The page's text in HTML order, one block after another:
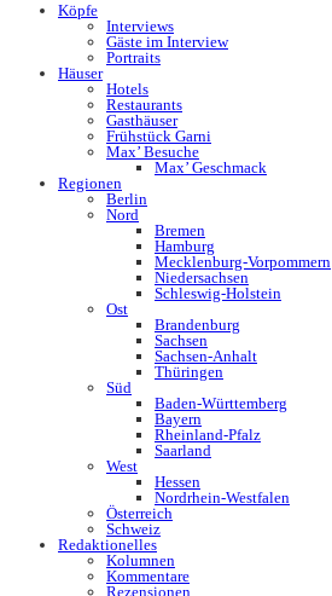
Köpfe
Interviews
Gäste im Interview
Portraits
Häuser
Hotels
Restaurants
Gasthäuser
Frühstück Garni
Max’ Besuche
Max’ Geschmack
Regionen
Berlin
Nord
Bremen
Hamburg
Mecklenburg-Vorpommern
Niedersachsen
Schleswig-Holstein
Ost
Brandenburg
Sachsen
Sachsen-Anhalt
Thüringen
Süd
Baden-Württemberg
Bayern
Rheinland-Pfalz
Saarland
West
Hessen
Nordrhein-Westfalen
Österreich
Schweiz
Redaktionelles
Kolumnen
Kommentare
Rezensionen